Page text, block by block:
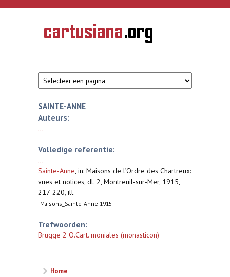
Overslaan en naar de inhoud gaan
CARTUSIANA
Geschiedenis
van de
SAINTE-ANNE
Auteurs:
...
Volledige referentie:
...
Sainte-Anne, in: Maisons de l’Ordre des Chartreux:
vues et notices, dl. 2, Montreuil-sur-Mer, 1915,
217-220, ill.
[Maisons_Sainte-Anne 1915]
Trefwoorden:
Brugge 2 O.Cart. moniales (monasticon)
Home